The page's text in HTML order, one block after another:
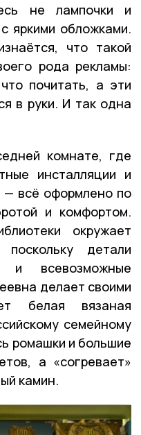
не лампочки и
яркими обложками.
что такой
рода рекламы:
почитать, а эти
в руки. И так одна
комнате, где
инсталляции и
— всё оформлено по
и комфортом.
окружает
поскольку детали
и всевозможные
делает своими
белая вязаная
семейному
ромашки и большие
а «согревает»
камин.